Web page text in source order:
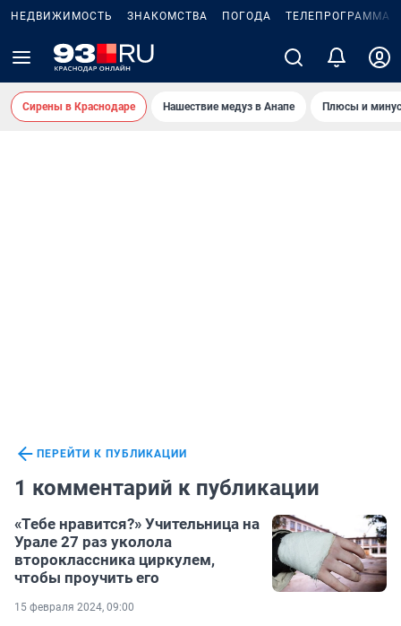
НЕДВИЖИМОСТЬ ЗНАКОМСТВА ПОГОДА ТЕЛЕПРОГРАММА
Сирены в Краснодаре Нашествие медуз в Анапе Плюсы и
ПЕРЕЙТИ К ПУБЛИКАЦИИ
1 комментарий к публикации
«Тебе нравится?» Учительница на
Урале 27 раз уколола
второклассника циркулем,
чтобы проучить его
15 февраля 2024, 09:00